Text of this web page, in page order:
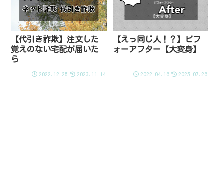
【代引き詐欺】注文した
覚えのない宅配が届いた
ら
2022.12.25 2023.11.14
【えっ同じ人！？】ビフ
ォーアフター【大変身】
2022.04.16 2025.07.26